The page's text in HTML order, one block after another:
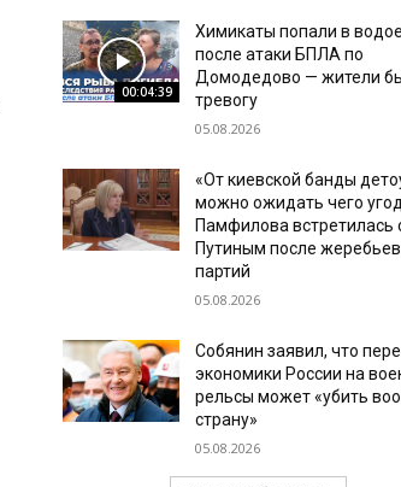
00:04:39
Химикаты попали в
после атаки БПЛА по
Домодедово — жители
тревогу
05.08.2026
«От киевской банды
можно ожидать чего
Памфилова встретилась
Путиным после
партий
05.08.2026
Собянин заявил, что
экономики России на
рельсы может «убить
страну»
05.08.2026